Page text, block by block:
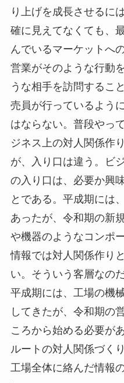
り上げを成長させるに
確に見えてなくても、
んでいるマーケットへ
営業がそのような行動
うな相手を訪問するこ
売員が行っているよう
はならない。普段やっ
ジネス上の対人関係作
が、入り口は違う。ビ
の入り口は、必要か興
とである。平成期には
あったが、令和期の新
や機器のようなコンポ
情報では対人関係作り
い。そういう客層なのだ
平成期には、工場の機
してきたが、令和期の
ころから始める必要が
ルートの対人関係づく
工場全体に絡んだ情報